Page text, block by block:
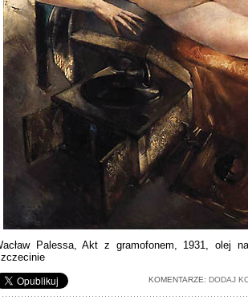
Palessa, Akt z gramofonem, 1931, olej
KOMENTARZE: DODAJ